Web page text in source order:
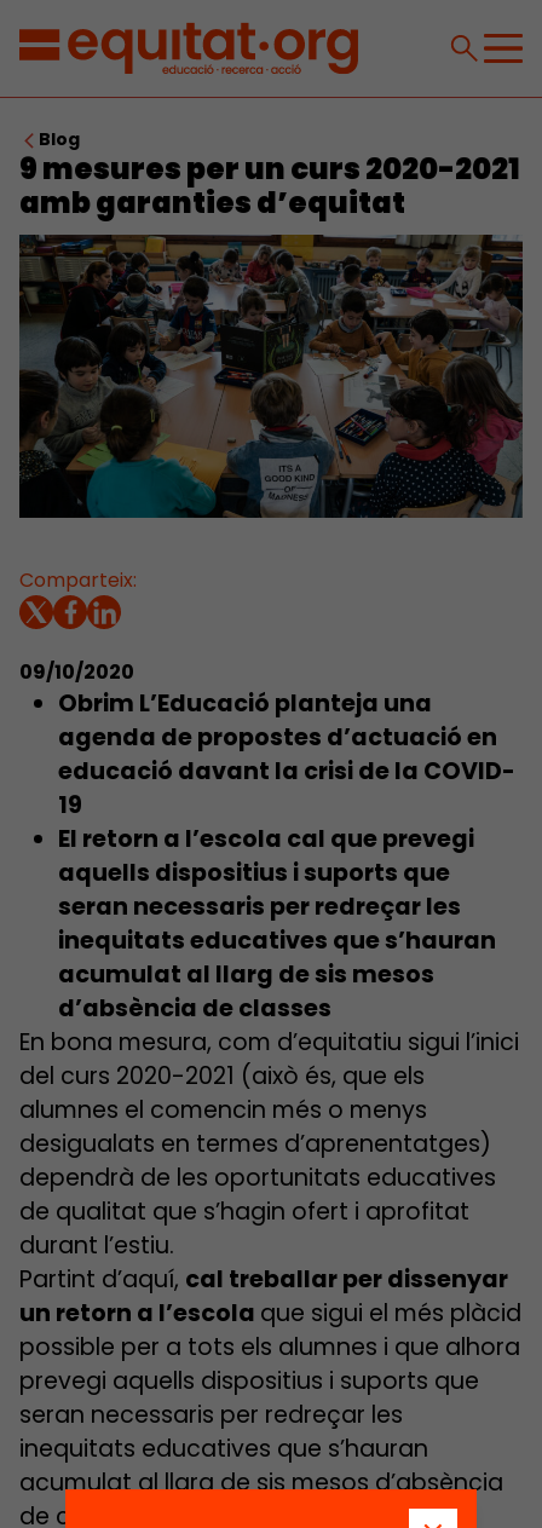
Blog
9 mesures per un curs 2020-2021
amb garanties d’equitat
Comparteix:
09/10/2020
Obrim L’Educació planteja una
agenda de propostes d’actuació en
educació davant la crisi de la COVID-
19
El retorn a l’escola cal que prevegi
aquells dispositius i suports que
seran necessaris per redreçar les
inequitats educatives que s’hauran
acumulat al llarg de sis mesos
d’absència de classes
En bona mesura, com d’equitatiu sigui l’inici
del curs 2020-2021 (això és, que els
alumnes el comencin més o menys
desigualats en termes d’aprenentatges)
dependrà de les oportunitats educatives
de qualitat que s’hagin ofert i aprofitat
durant l’estiu.
Partint d’aquí, cal treballar per dissenyar
un retorn a l’escola que sigui el més plàcid
possible per a tots els alumnes i que alhora
prevegi aquells dispositius i suports que
seran necessaris per redreçar les
inequitats educatives que s’hauran
acumulat al llarg de sis mesos d’absència
de classes.